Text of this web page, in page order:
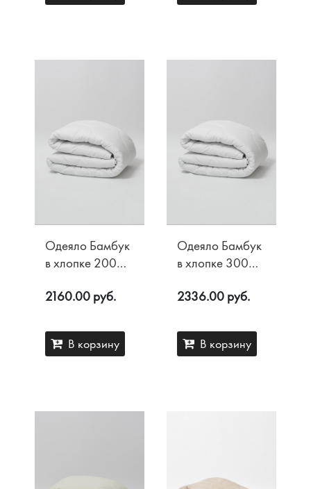
Одеяло Бамбук
в хлопке 200
2160.00 руб.
В корзину
Одеяло Бамбук
в хлопке 300
2336.00 руб.
В корзину